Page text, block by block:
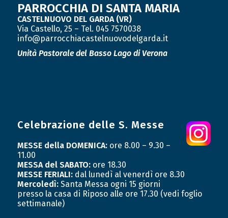
PARROCCHIA DI SANTA MARIA
CASTELNUOVO DEL GARDA (VR)
Via Castello, 25 – Tel. 045 7570038
info@parrocchiacastelnuovodelgarda.it
Unità Pastorale del Basso Lago di Verona
Celebrazione delle S. Messe
MESSE della DOMENICA: ore 8.00 – 9.30 –
11.00
MESSA del SABATO: ore 18.30
MESSE FERIALI: dal lunedì al venerdì ore 8.30
Mercoledì:Santa Messa ogni 15 giorni
presso la casa di Riposo alle ore 17.30 (vedi foglio
settimanale)